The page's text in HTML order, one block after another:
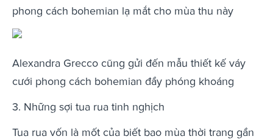
phong cách bohemian lạ mắt cho mùa thu này
Alexandra Grecco cũng gửi đến mẫu thiết kế váy
cưới phong cách bohemian đầy phóng khoáng
3. Những sợi tua rua tinh nghịch
Tua rua vốn là mốt của biết bao mùa thời trang gần